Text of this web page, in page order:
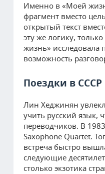
Именно в «Моей
фрагмент вместо
открытый текст
эту же логику,
жизнь» исследовала
возможность
Поездки в
Лин Хеджинян
учить русский язык,
переводчиков. В
Saxophone Quartet.
встреча быстро
следующие
столько экзотика